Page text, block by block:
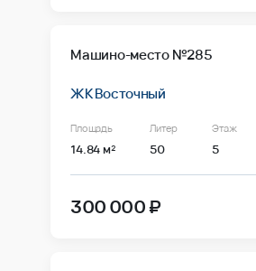
Машино-место №285
ЖК Восточный
Площадь
14.84 м²
Литер
50
Этаж
5
300 000 ₽